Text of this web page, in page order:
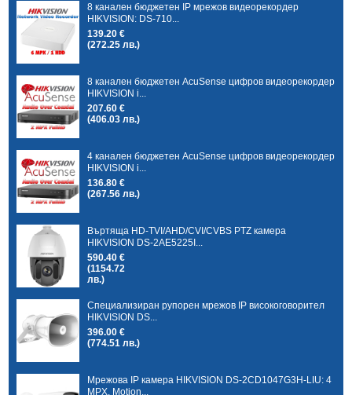
8 канален бюджетен IP мрежов видеорекордер
HIKVISION: DS-710...
139.20 €
(272.25 лв.)
8 канален бюджетен AcuSense цифров видеорекордер
HIKVISION i...
207.60 €
(406.03 лв.)
4 канален бюджетен AcuSense цифров видеорекордер
HIKVISION i...
136.80 €
(267.56 лв.)
Въртяща HD-TVI/AHD/CVI/CVBS PTZ камера
HIKVISION DS-2AE5225I...
590.40 €
(1154.72
лв.)
Специализиран рупорен мрежов IP високоговорител
HIKVISION DS...
396.00 €
(774.51 лв.)
Мрежова IP камера HIKVISION DS-2CD1047G3H-LIU: 4
MPX, Motion...